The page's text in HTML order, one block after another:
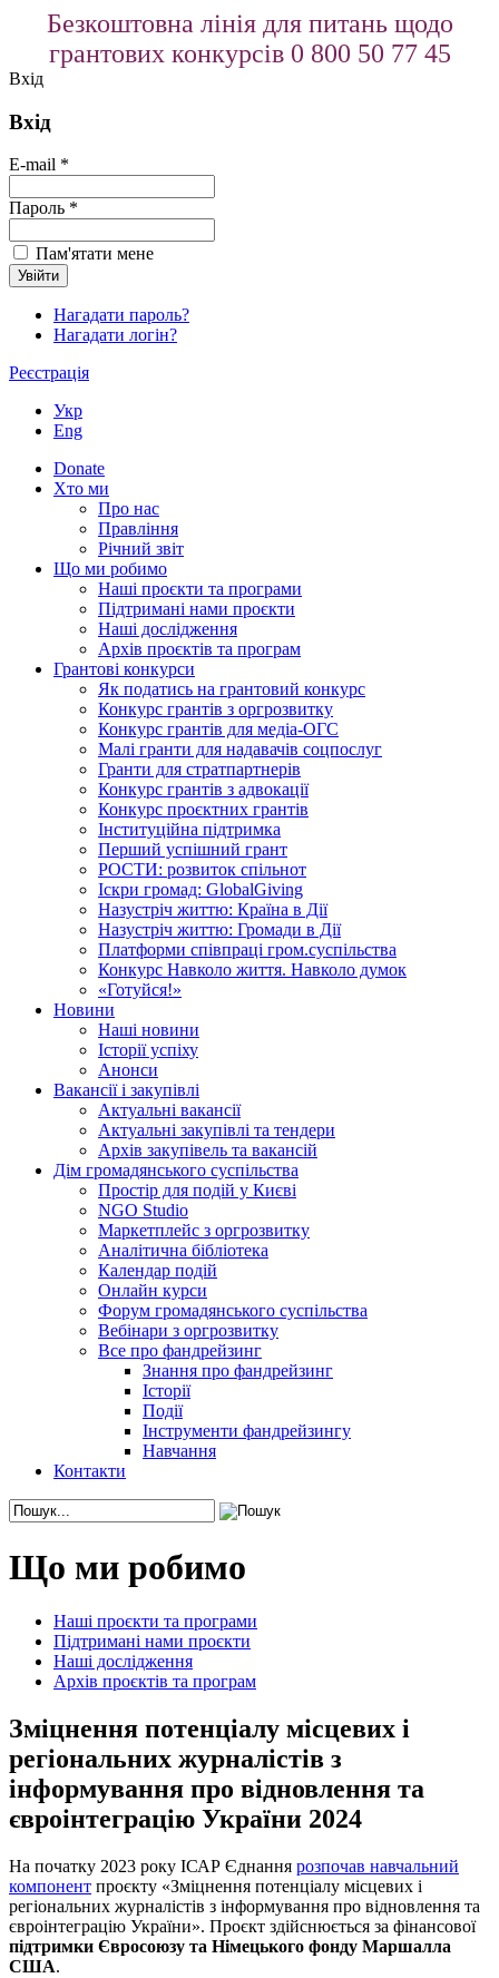
Безкоштовна лінія для питань щодо
грантових конкурсів 0 800 50 77 45
Вхід
Вхід
E-mail *
Пароль *
Пам'ятати мене
Нагадати пароль?
Нагадати логін?
Реєстрація
Укр
Eng
Donate
Хто ми
Про нас
Правління
Річний звіт
Що ми робимо
Наші проєкти та програми
Підтримані нами проєкти
Наші дослідження
Архів проєктів та програм
Грантові конкурси
Як податись на грантовий конкурс
Конкурс грантів з оргрозвитку
Конкурс грантів для медіа-ОГС
Малі гранти для надавачів соцпослуг
Гранти для стратпартнерів
Конкурс грантів з адвокації
Конкурс проєктних грантів
Інституційна підтримка
Перший успішний грант
РОСТИ: розвиток спільнот
Іскри громад: GlobalGiving
Назустріч життю: Країна в Дії
Назустріч життю: Громади в Дії
Платформи співпраці гром.суспільства
Конкурс Навколо життя. Навколо думок
«Готуйся!»
Новини
Наші новини
Історії успіху
Анонси
Вакансії і закупівлі
Актуальні вакансії
Актуальні закупівлі та тендери
Архів закупівель та вакансій
Дім громадянського суспільства
Простір для подій у Києві
NGO Studio
Маркетплейс з оргрозвитку
Аналітична бібліотека
Календар подій
Онлайн курси
Форум громадянського суспільства
Вебінари з оргрозвитку
Все про фандрейзинг
Знання про фандрейзинг
Історії
Події
Інструменти фандрейзингу
Навчання
Контакти
Що ми робимо
Наші проєкти та програми
Підтримані нами проєкти
Наші дослідження
Архів проєктів та програм
Зміцнення потенціалу місцевих і
регіональних журналістів з
інформування про відновлення та
євроінтеграцію України 2024
На початку 2023 року ІСАР Єднання розпочав навчальний
компонент проєкту «Зміцнення потенціалу місцевих і
регіональних журналістів з інформування про відновлення та
євроінтеграцію України». Проєкт здійснюється за фінансової
підтримки Євросоюзу та Німецького фонду Маршалла
США.